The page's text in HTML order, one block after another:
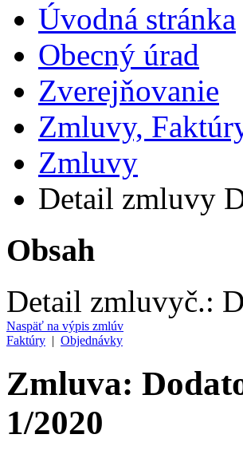
Úvodná stránka
Obecný úrad
Zverejňovanie
Zmluvy,
Zmluvy
Detail zmluvy
Obsah
Detail zmluvyč.:
Naspäť na výpis zmlúv
Faktúry | Objednávky
Zmluva:
1/2020